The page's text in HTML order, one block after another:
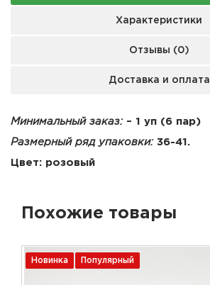
Характеристики
Отзывы (0)
Доставка и оплата
Минимальный заказ:– 1 уп (6 пар)
Размерный ряд упаковки: 36-41.
Цвет: розовый
Похожие товары
Новинка Популярный